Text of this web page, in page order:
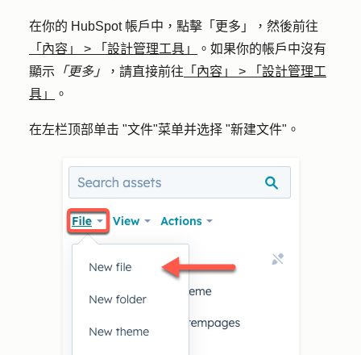
在你的 HubSpot 帳戶中，點擊 「更多」
，然後前往
「內容」
> 「設計管理工具」
。如果你的帳戶中沒有
顯示 「更多」 ，請直接前往 「內容」 >
「設計管理工
具」
。
在左栏顶部单击 "文件"菜单并选择 "新建文件"。